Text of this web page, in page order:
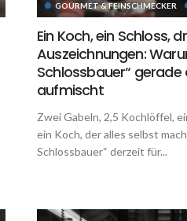
GOURMET & FEINSCHMECKER
Ein Koch, ein Schloss,
Auszeichnungen:
Schlossbauer“
aufmischt
Zwei Gabeln, 2,5 Kochlöffel,
ein Koch, der alles selbst
Schlossbauer“ derzeit für...